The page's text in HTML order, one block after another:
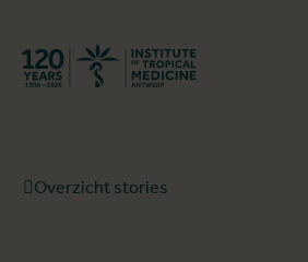
Terug naar start
Overzicht stories